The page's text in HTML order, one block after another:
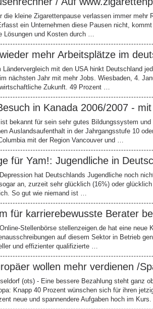
die kleine Zigarettenpause verlassen immer mehr
ein Unternehmen diese Pausen nicht,
Lösungen und Kosten durch …
mehr Arbeitsplätze im
Ländervergleich mit den USA hinkt Deutschland
nächsten Jahr mit mehr Jobs. Wiesbaden, 4.
Zukunft. 49 Prozent …
in Kanada 2006/2007 -
bekannt für sein sehr gutes Bildungssystem
Auslandsaufenthalt in der Jahrgangsstufe 10
mit der Region Vancouver und …
für Yam!: Jugendliche in
hat Deutschlands Jugendliche noch
an, zurzeit sehr glücklich (16%) oder
So gut wie niemand ist …
für karrierebewusste Berater
Stellenbörse stellenzeigen.de hat eine neue
auf diesem Sektor in Betrieb
und effizienter qualifizierte …
wollen mehr verdienen /
(ots) - Eine bessere Bezahlung steht ganz
Knapp 40 Prozent wünschen sich für ihren
neue und spannendere Aufgaben hoch im